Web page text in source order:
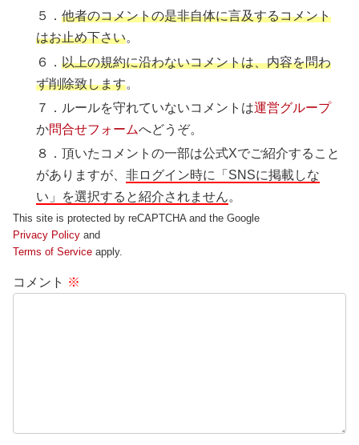
５．他者のコメントの是非自体に言及するコメント
はお止め下さい。
６．以上の規約に沿わないコメントは、内容を問わ
ず削除致します。
７．ルールを守れていないコメントは運営グループ
か問合せフォームへどうぞ。
８．頂いたコメントの一部は公式Xでご紹介すること
がありますが、非ログイン時に「SNSに掲載しな
い」を選択すると紹介されません。
This site is protected by reCAPTCHA and the Google
Privacy Policy and
Terms of Service apply.
コメント ※